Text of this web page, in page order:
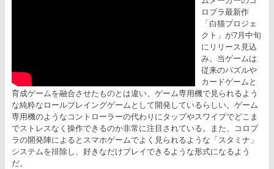
ロプラ最新作
「白猫プロジェ
クト」が7月中旬
にリリース見込
み。当ゲームは
従来のパズルや
カードゲームと
育成ゲームを融合させたものとは違い、ゲーム専用機で見られるよう
な純粋なロールプレイングゲームとして開発しているらしい。ゲーム
専用機のようなコントローラーの代わりにタップやスワイプでどこま
でストレスなく操作できるのか非常に注目されている。また、コロプ
ラの開発陣によるとスマホゲームでよく見られるような「スタミナ」
システムを排除し、好きなだけプレイできるような形式になるよう
だ。